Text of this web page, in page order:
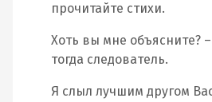
прочитайте стихи.
Хоть вы мне объясните?
тогда следователь.
Я слыл лучшим другом